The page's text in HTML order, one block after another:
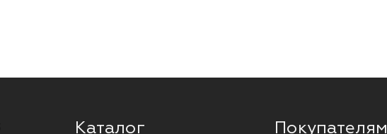
Каталог Покупателям